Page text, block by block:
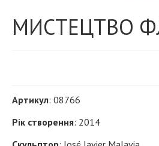
МИСТЕЦТВО
Артикул: 08766
Рік створення: 2014